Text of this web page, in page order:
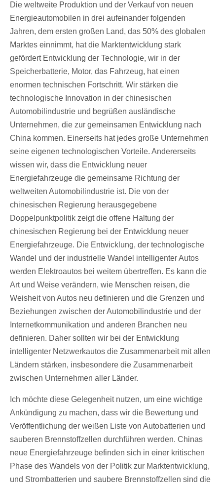
Die weltweite Produktion und der Verkauf von neuen
Energieautomobilen in drei aufeinander folgenden
Jahren, dem ersten großen Land, das 50% des globalen
Marktes einnimmt, hat die Marktentwicklung stark
gefördert Entwicklung der Technologie, wir in der
Speicherbatterie, Motor, das Fahrzeug, hat einen
enormen technischen Fortschritt. Wir stärken die
technologische Innovation in der chinesischen
Automobilindustrie und begrüßen ausländische
Unternehmen, die zur gemeinsamen Entwicklung nach
China kommen. Einerseits hat jedes große Unternehmen
seine eigenen technologischen Vorteile. Andererseits
wissen wir, dass die Entwicklung neuer
Energiefahrzeuge die gemeinsame Richtung der
weltweiten Automobilindustrie ist. Die von der
chinesischen Regierung herausgegebene
Doppelpunktpolitik zeigt die offene Haltung der
chinesischen Regierung bei der Entwicklung neuer
Energiefahrzeuge. Die Entwicklung, der technologische
Wandel und der industrielle Wandel intelligenter Autos
werden Elektroautos bei weitem übertreffen. Es kann die
Art und Weise verändern, wie Menschen reisen, die
Weisheit von Autos neu definieren und die Grenzen und
Beziehungen zwischen der Automobilindustrie und der
Internetkommunikation und anderen Branchen neu
definieren. Daher sollten wir bei der Entwicklung
intelligenter Netzwerkautos die Zusammenarbeit mit allen
Ländern stärken, insbesondere die Zusammenarbeit
zwischen Unternehmen aller Länder.
Ich möchte diese Gelegenheit nutzen, um eine wichtige
Ankündigung zu machen, dass wir die Bewertung und
Veröffentlichung der weißen Liste von Autobatterien und
sauberen Brennstoffzellen durchführen werden. Chinas
neue Energiefahrzeuge befinden sich in einer kritischen
Phase des Wandels von der Politik zur Marktentwicklung,
und Strombatterien und saubere Brennstoffzellen sind die